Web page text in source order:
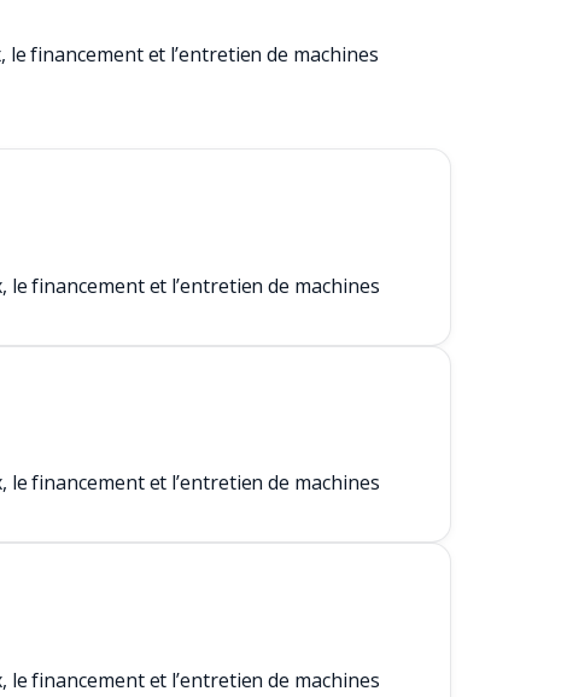
financement et l’entretien de machines
financement et l’entretien de machines
financement et l’entretien de machines
financement et l’entretien de machines